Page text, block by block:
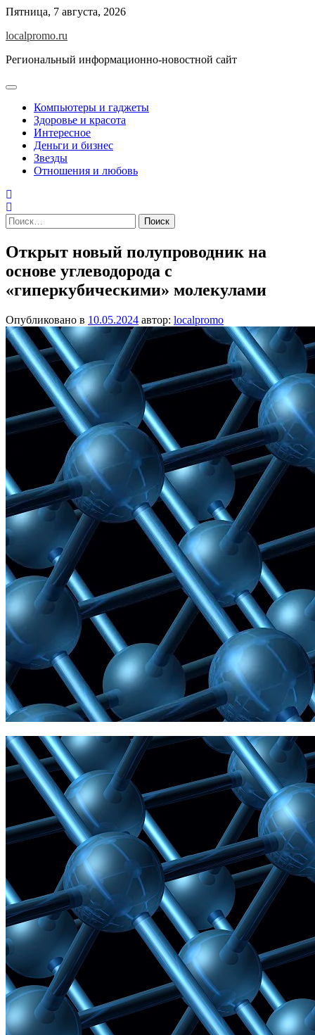
Перейти
содержимому
Пятница, 7 августа, 2026
localpromo.ru
Региональный информационно-новостной сайт
Компьютеры и гаджеты
Здоровье и красота
Интересное
Деньги и бизнес
Звезды
Отношения и любовь
Найти:
Открыт новый полупроводник на
основе углеводорода с
«гиперкубическими» молекулами
Опубликовано в 10.05.2024 автор: localpromo